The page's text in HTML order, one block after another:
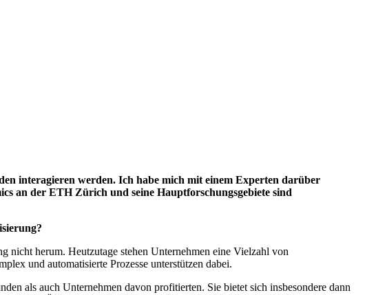
interagieren werden. Ich habe mich mit einem Experten darüber
an der ETH Zürich und seine Hauptforschungsgebiete sind
herum. Heutzutage stehen Unternehmen eine Vielzahl von
und automatisierte Prozesse unterstützen dabei.
als auch Unternehmen davon profitierten. Sie bietet sich insbesondere dann